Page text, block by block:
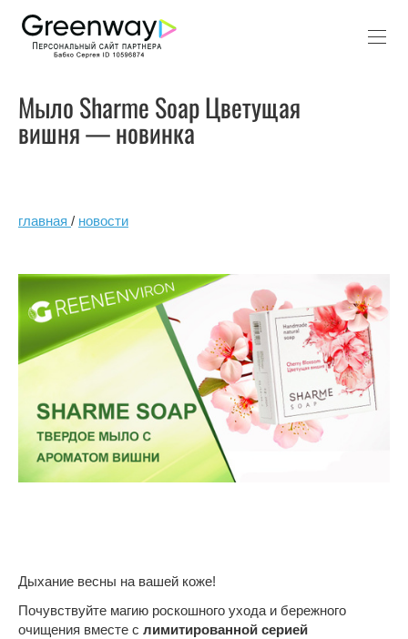
Мыло Sharme Soap Цветущая
вишня — новинка
главная / новости
Дыхание весны на вашей коже!
Почувствуйте магию роскошного ухода и бережного
очищения вместе с лимитированной серией